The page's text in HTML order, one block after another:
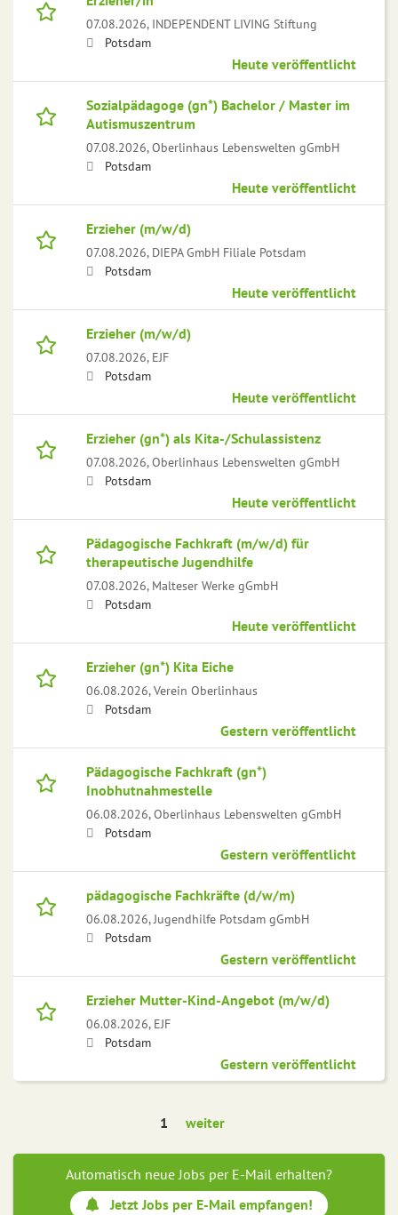
07.08.2026, INDEPENDENT LIVING Stiftung
Potsdam
Heute veröffentlicht
Sozialpädagoge (gn*) Bachelor / Master im
Autismuszentrum
07.08.2026,Oberlinhaus Lebenswelten gGmbH
Potsdam
Heute veröffentlicht
Erzieher (m/w/d)
07.08.2026, DIEPA GmbH Filiale Potsdam
Potsdam
Heute veröffentlicht
Erzieher (m/w/d)
07.08.2026, EJF
Potsdam
Heute veröffentlicht
Erzieher (gn*) als Kita-/Schulassistenz
07.08.2026,Oberlinhaus Lebenswelten gGmbH
Potsdam
Heute veröffentlicht
Pädagogische Fachkraft (m/w/d) für
therapeutische Jugendhilfe
07.08.2026, Malteser Werke gGmbH
Potsdam
Heute veröffentlicht
Erzieher (gn*) Kita Eiche
06.08.2026,Verein Oberlinhaus
Potsdam
Gestern veröffentlicht
Pädagogische Fachkraft (gn*)
Inobhutnahmestelle
06.08.2026,Oberlinhaus Lebenswelten gGmbH
Potsdam
Gestern veröffentlicht
pädagogische Fachkräfte (d/w/m)
06.08.2026,Jugendhilfe Potsdam gGmbH
Potsdam
Gestern veröffentlicht
Erzieher Mutter-Kind-Angebot (m/w/d)
06.08.2026, EJF
Potsdam
Gestern veröffentlicht
1 weiter
Automatisch neue Jobs per E-Mail erhalten?
Jetzt Jobs per E-Mail empfangen!